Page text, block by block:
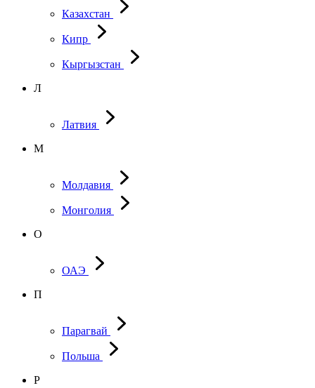
Казахстан
Кипр
Кыргызстан
Л
Латвия
М
Молдавия
Монголия
О
ОАЭ
П
Парагвай
Польша
Р